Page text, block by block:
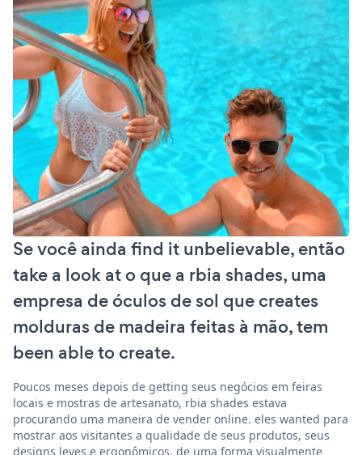
Se você ainda find it unbelievable, então
take a look at o que a rbia shades, uma
empresa de óculos de sol que creates
molduras de madeira feitas à mão, tem
been able to create.
Poucos meses depois de getting seus negócios em feiras
locais e mostras de artesanato, rbia shades estava
procurando uma maneira de vender online. eles wanted para
mostrar aos visitantes a qualidade de seus produtos, seus
designs leves e ergonômicos, de uma forma visualmente